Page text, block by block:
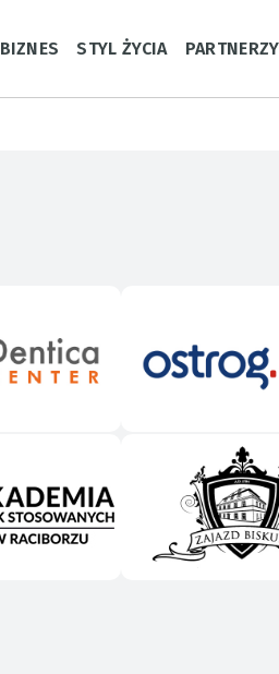
BIZNES STYL ŻYCIA PARTNERZY